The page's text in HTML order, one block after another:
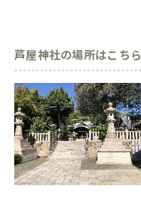
芦屋神社の場所はこちら